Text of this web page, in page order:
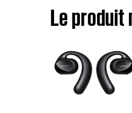
Le produit